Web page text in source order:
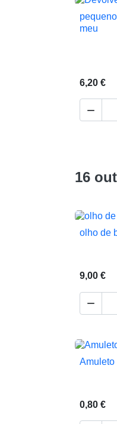
meu
6,20 €

16
olho de
9,00 €

Amuleto
0,80 €